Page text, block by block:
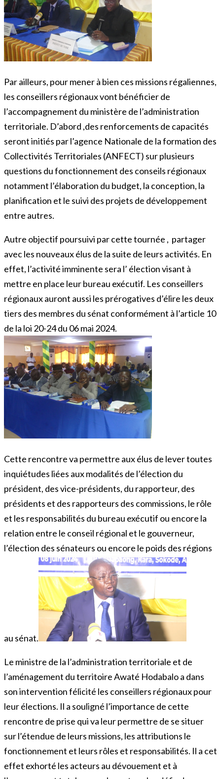
Par ailleurs, pour mener à bien ces missions régaliennes,
les conseillers régionaux vont bénéficier de
l’accompagnement du ministère de l’administration
territoriale. D’abord ,des renforcements de capacités
seront initiés par l’agence Nationale de la formation des
Collectivités Territoriales (ANFECT) sur plusieurs
questions du fonctionnement des conseils régionaux
notamment l’élaboration du budget, la conception, la
planification et le suivi des projets de développement
entre autres.
Autre objectif poursuivi par cette tournée , partager
avec les nouveaux élus de la suite de leurs activités. En
effet, l’activité imminente sera l’ élection visant à
mettre en place leur bureau exécutif. Les conseillers
régionaux auront aussi les prérogatives d’élire les deux
tiers des membres du sénat conformément à l’article 10
de la loi 20-24 du 06 mai 2024.
Cette rencontre va permettre aux élus de lever toutes
inquiétudes liées aux modalités de l’élection du
président, des vice-présidents, du rapporteur, des
présidents et des rapporteurs des commissions, le rôle
et les responsabilités du bureau exécutif ou encore la
relation entre le conseil régional et le gouverneur,
l’élection des sénateurs ou encore le poids des régions
au sénat.
Le ministre de la l’administration territoriale et de
l’aménagement du territoire Awaté Hodabalo a dans
son intervention félicité les conseillers régionaux pour
leur élections. Il a souligné l’importance de cette
rencontre de prise qui va leur permettre de se situer
sur l’étendue de leurs missions, les attributions le
fonctionnement et leurs rôles et responsabilités. Il a cet
effet exhorté les acteurs au dévouement et à